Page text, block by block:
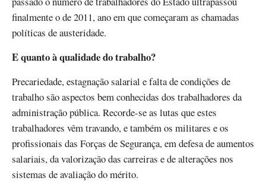
finalmente o de 2011, ano em que começaram as chamadas
políticas de austeridade.
E quanto à qualidade do trabalho?
Precariedade, estagnação salarial e falta de condições de
trabalho são aspectos bem conhecidas dos trabalhadores da
administração pública. Recorde-se as lutas que estes
trabalhadores vêm travando, e também os militares e os
profissionais das Forças de Segurança, em defesa de aumentos
salariais, da valorização das carreiras e de alterações nos
sistemas de avaliação do mérito.